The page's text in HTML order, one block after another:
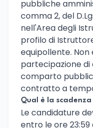
pubbliche
comma 2, del
nell'Area degli
profilo di
equipollente. Non
partecipazione
comparto
contratto a
Qual è la
Le candidature
entro le ore 23:59